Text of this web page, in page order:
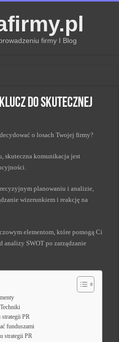
firmy I Blog
wyników
do sukcesu
zarządzaniu
w zmianach
do skutecznej
o losach Twojej firmy?
skuteczna komunikacja jest
planowaniu i analizie,
wizerunkiem i reakcję na
elementom, które pomogą Ci
analizy SWOT po zarządzanie
strategii PR
funduszami
strategii PR